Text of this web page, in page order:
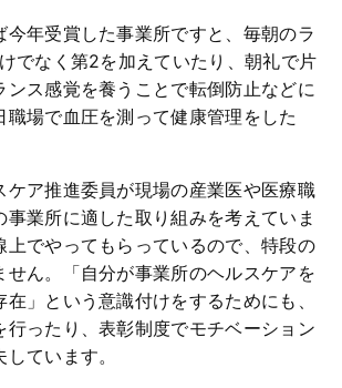
今年受賞した事業所ですと、毎朝のラ
でなく第2を加えていたり、朝礼で片
ンス感覚を養うことで転倒防止などに
職場で血圧を測って健康管理をした
ケア推進委員が現場の産業医や医療職
事業所に適した取り組みを考えていま
上でやってもらっているので、特段の
せん。「自分が事業所のヘルスケアを
」という意識付けをするためにも、
行ったり、表彰制度でモチベーション
ています。